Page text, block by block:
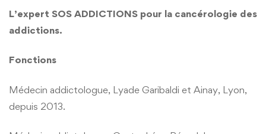
L’expert SOS ADDICTIONS pour la cancérologie des
addictions.
Fonctions
Médecin addictologue, Lyade Garibaldi et Ainay, Lyon,
depuis 2013.